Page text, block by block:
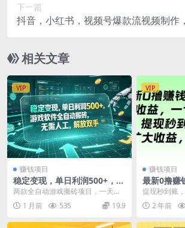
下一篇
抖音，小红书，视频号爆款流视频制作
相关文章
VIP
赚钱项目
稳定变现，单日利润500+，游
戏软件全自动搬砖，无需人
工，解放双手
两款全自动游戏搬砖项目，一天收
益在500左右。 项目长期稳定，而
且操作简单，小白...
1 月前 535 19.9
VIP
赚钱项目
最新0撸赚
告得收益
毛钱，轻松
提现秒到账
益 这个项目
出的软件项目
2 年前